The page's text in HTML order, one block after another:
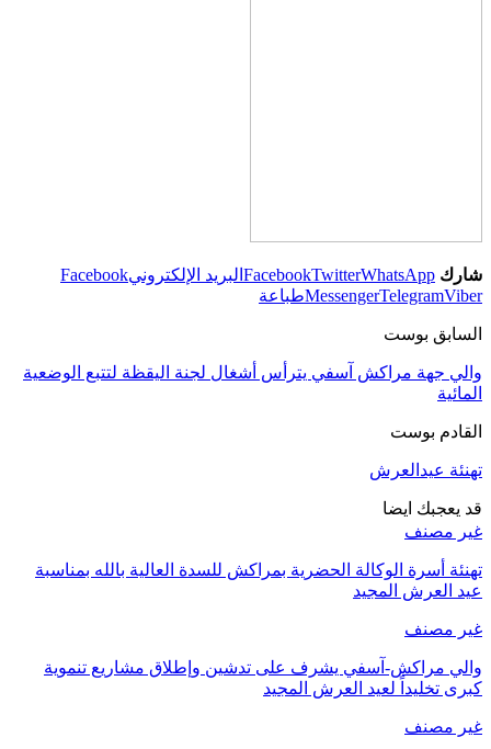
شارك FacebookTwitterWhatsApp البريد الإلكترونيFacebook
MessengerTelegramViber طباعة
السابق بوست
والي جهة مراكش آسفي يترأس أشغال لجنة اليقظة لتتبع الوضعية
المائية
القادم بوست
تهنئة عيدالعرش
قد يعجبك ايضا
غير مصنف
تهنئة أسرة الوكالة الحضرية بمراكش للسدة العالية بالله بمناسبة
عيد العرش المجيد
غير مصنف
والي مراكش-آسفي يشرف على تدشين وإطلاق مشاريع تنموية
كبرى تخليداً لعيد العرش المجيد
غير مصنف